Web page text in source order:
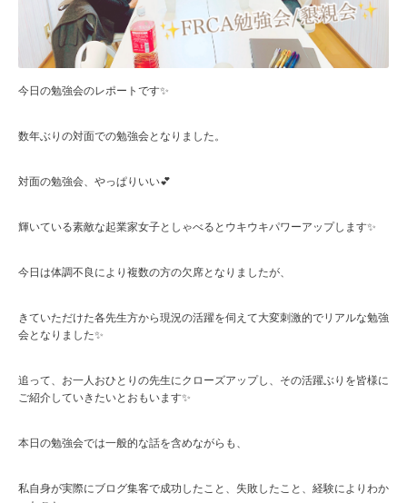
今日の勉強会のレポートです✨
数年ぶりの対面での勉強会となりました。
対面の勉強会、やっぱりいい💕
輝いている素敵な起業家女子としゃべるとウキウキパワーアップします✨
今日は体調不良により複数の方の欠席となりましたが、
きていただけた各先生方から現況の活躍を伺えて大変刺激的でリアルな勉強
会となりました✨
追って、お一人おひとりの先生にクローズアップし、その活躍ぶりを皆様に
ご紹介していきたいとおもいます✨
本日の勉強会では一般的な話を含めながらも、
私自身が実際にブログ集客で成功したこと、失敗したこと、経験によりわか